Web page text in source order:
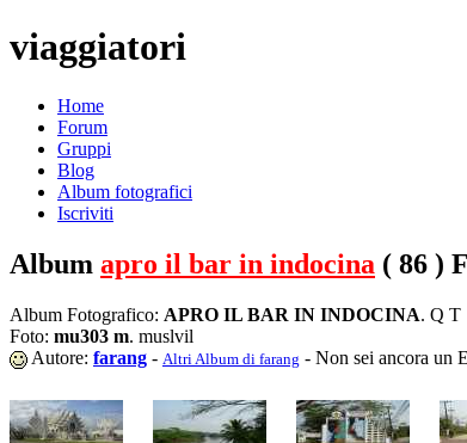
viaggiatori
Home
Forum
Gruppi
Blog
Album fotografici
Iscriviti
Album apro il bar in indocina ( 86 )
Album Fotografico: APRO IL BAR IN INDOCINA. Q T
Foto: mu303 m. muslvil
Autore: farang - Altri Album di farang - Non sei ancora un